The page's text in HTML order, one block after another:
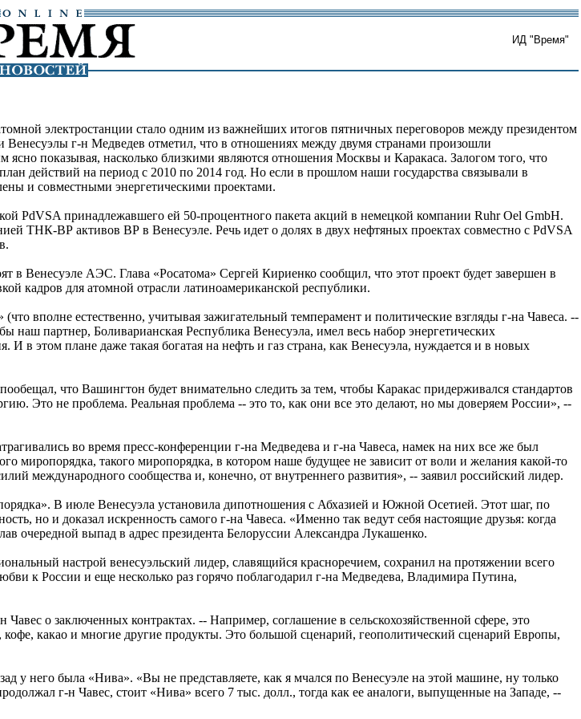
ИД "Время"
электростанции стало одним из важнейших итогов пятничных переговоров между президентом
г-н Медведев отметил, что в отношениях между двумя странами произошли
показывая, насколько близкими являются отношения Москвы и Каракаса. Залогом того, что
действий на период с 2010 по 2014 год. Но если в прошлом наши государства связывали в
и совместными энергетическими проектами.
PdVSA принадлежавшего ей 50-процентного пакета акций в немецкой компании Ruhr Oel GmbH.
ТНК-ВР активов ВР в Венесуэле. Речь идет о долях в двух нефтяных проектах совместно с PdVSA
в Венесуэле АЭС. Глава «Росатома» Сергей Кириенко сообщил, что этот проект будет завершен в
кадров для атомной отрасли латиноамериканской республики.
вполне естественно, учитывая зажигательный темперамент и политические взгляды г-на Чавеса. --
партнер, Боливарианская Республика Венесуэла, имел весь набор энергетических
в этом плане даже такая богатая на нефть и газ страна, как Венесуэла, нуждается и в новых
что Вашингтон будет внимательно следить за тем, чтобы Каракас придерживался стандартов
не проблема. Реальная проблема -- это то, как они все это делают, но мы доверяем России», --
во время пресс-конференции г-на Медведева и г-на Чавеса, намек на них все же был
миропорядка, такого миропорядка, в котором наше будущее не зависит от воли и желания какой-то
международного сообщества и, конечно, от внутреннего развития», -- заявил российский лидер.
В июле Венесуэла установила дипотношения с Абхазией и Южной Осетией. Этот шаг, по
но и доказал искренность самого г-на Чавеса. «Именно так ведут себя настоящие друзья: когда
очередной выпад в адрес президента Белоруссии Александра Лукашенко.
настрой венесуэльский лидер, славящийся красноречием, сохранил на протяжении всего
к России и еще несколько раз горячо поблагодарил г-на Медведева, Владимира Путина,
о заключенных контрактах. -- Например, соглашение в сельскохозяйственной сфере, это
какао и многие другие продукты. Это большой сценарий, геополитический сценарий Европы,
у него была «Нива». «Вы не представляете, как я мчался по Венесуэле на этой машине, ну только
г-н Чавес, стоит «Нива» всего 7 тыс. долл., тогда как ее аналоги, выпущенные на Западе, --